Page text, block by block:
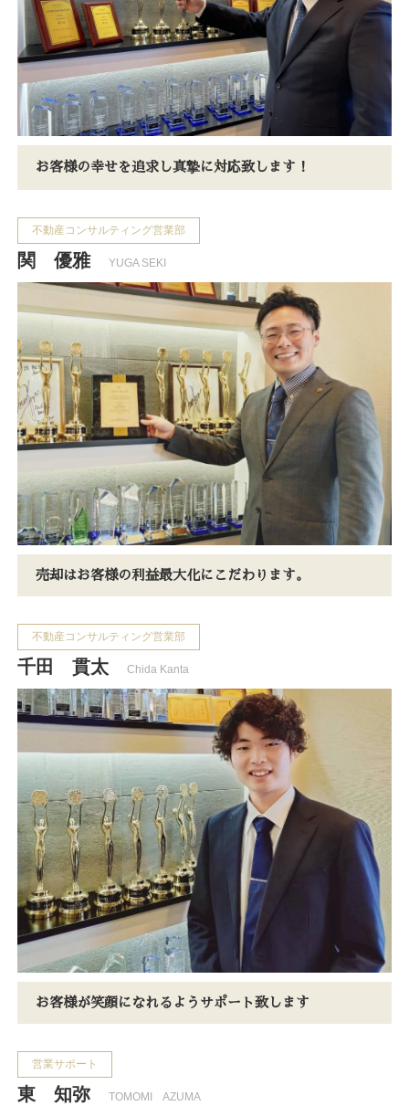
お客様の幸せを追求し真摯に対応致します！
不動産コンサルティング営業部
関 優雅 YUGA SEKI
売却はお客様の利益最大化にこだわります。
不動産コンサルティング営業部
千田 貫太 Chida Kanta
お客様が笑顔になれるようサポート致します
営業サポート
東 知弥 TOMOMI AZUMA